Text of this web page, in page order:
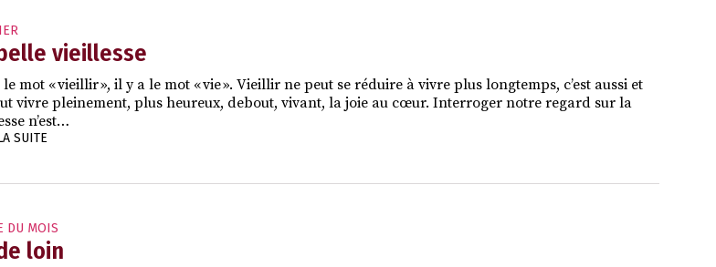
vieillesse
le mot « vieillir », il y a le mot « vie ». Vieillir ne peut se réduire à vivre plus longtemps, c’est aussi et
vivre pleinement, plus heureux, debout, vivant, la joie au cœur. Interroger notre regard sur la
n’est…
SUITE
DU MOIS
loin